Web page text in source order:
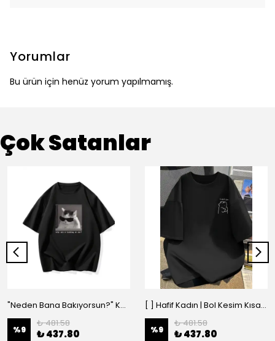
Yorumlar
Bu ürün için henüz yorum yapılmamış.
Çok Satanlar
"Neden Bana Bakıyorsun?" Komik Kedi Grafik Tişört - Dijital Baskılı Siyah Bol - Siyah
%9
₺ 481.58
₺ 437.80
[ ] Hafif Kadın | Bol Kesim Kısa Kollu Yuvarlak Yaka Eğlenceli Karikatür Ayı ve - Siyah
%9
₺ 481.58
₺ 437.80